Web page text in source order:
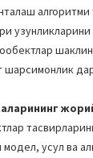
узунликларини
шарсимонлик
модел, усул ва